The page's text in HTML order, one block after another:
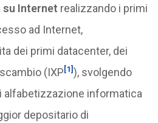
su Internet realizzando i primi
ad Internet,
dei primi datacenter, dei
(IXP[1]), svolgendo
alfabetizzazione informatica
depositario di